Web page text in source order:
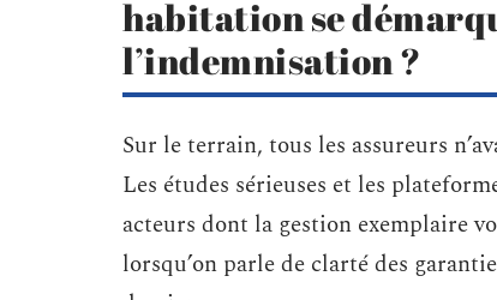
habitation se
l’indemnisation ?
Sur le terrain, tous les assureurs
Les études sérieuses et les
acteurs dont la gestion exemplaire
lorsqu’on parle de clarté des